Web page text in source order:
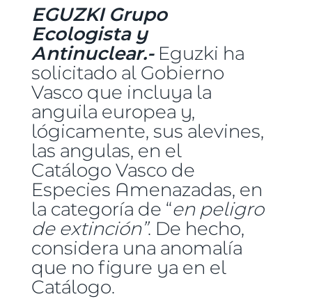
EGUZKI Grupo
Ecologista y
Antinuclear.-Eguzki ha
solicitado al Gobierno
Vasco que incluya la
anguila europea y,
lógicamente, sus alevines,
las angulas, en el
Catálogo Vasco de
Especies Amenazadas, en
la categoría de “en peligro
de extinción”. De hecho,
considera una anomalía
que no figure ya en el
Catálogo.